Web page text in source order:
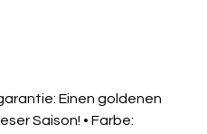
Einen goldenen
Saison! • Farbe: